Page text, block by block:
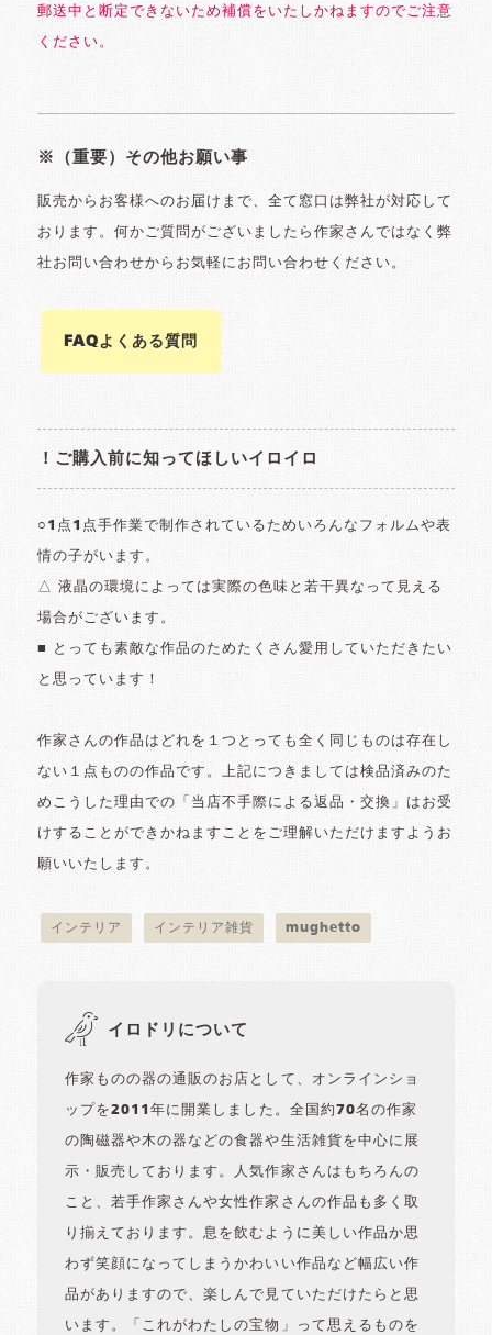
郵送中と断定できないため補償をいたしかねますのでご注意
ください。
※（重要）その他お願い事
販売からお客様へのお届けまで、全て窓口は弊社が対応して
おります。何かご質問がございましたら作家さんではなく弊
社お問い合わせからお気軽にお問い合わせください。
FAQよくある質問
！ご購入前に知ってほしいイロイロ
○1点1点手作業で制作されているためいろんなフォルムや表
情の子がいます。
△ 液晶の環境によっては実際の色味と若干異なって見える
場合がございます。
■ とっても素敵な作品のためたくさん愛用していただきたい
と思っています！
作家さんの作品はどれを１つとっても全く同じものは存在し
ない１点ものの作品です。上記につきましては検品済みのた
めこうした理由での「当店不手際による返品・交換」はお受
けすることができかねますことをご理解いただけますようお
願いいたします。
インテリア インテリア雑貨 mughetto
イロドリについて
作家ものの器の通販のお店として、オンラインショ
ップを2011年に開業しました。全国約70名の作家
の陶磁器や木の器などの食器や生活雑貨を中心に展
示・販売しております。人気作家さんはもちろんの
こと、若手作家さんや女性作家さんの作品も多く取
り揃えております。息を飲むように美しい作品か思
わず笑顔になってしまうかわいい作品など幅広い作
品がありますので、楽しんで見ていただけたらと思
います。「これがわたしの宝物」って思えるものを